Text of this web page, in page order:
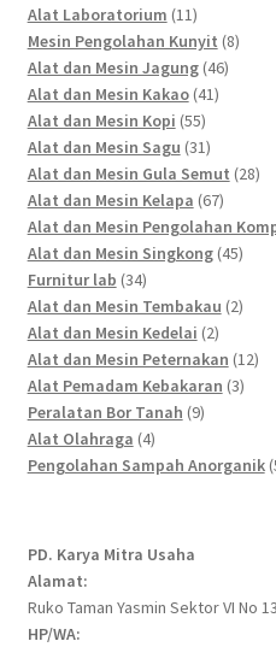
Alat Laboratorium 1111
products
Mesin Pengolahan Kunyit 88
Alat dan Mesin Jagung 4646
Alat dan Mesin Kakao 4141
Alat dan Mesin Kopi 5555
products
Alat dan Mesin Sagu 3131
products
Alat dan Mesin Gula Semut 2828
Alat dan Mesin Kelapa 6767
Alat dan Mesin Pengolahan
Alat dan Mesin Singkong 4545
Furnitur lab 3434
products
Alat dan Mesin Tembakau 22
Alat dan Mesin Kedelai 22
products
Alat dan Mesin Peternakan 1212
Alat Pemadam Kebakaran 33
Peralatan Bor Tanah 99
Alat Olahraga 44
products
Pengolahan Sampah Anorganik
PD. Karya Mitra Usaha
Alamat:
Ruko Taman Yasmin Sektor VI No
HP/WA: